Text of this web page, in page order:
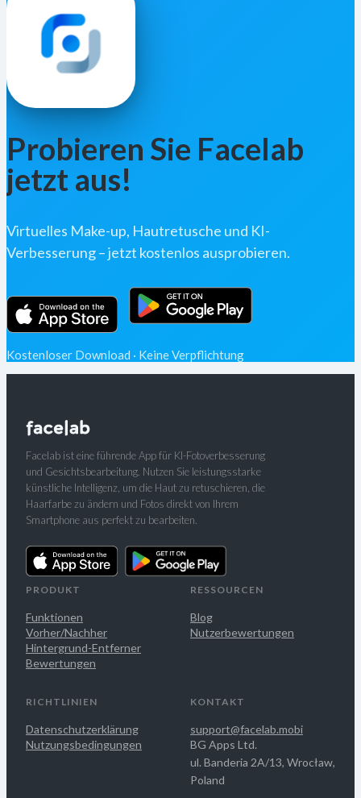
Probieren Sie Facelab
jetzt aus!
Virtuelles Make-up, Hautretusche und KI-
Verbesserung – jetzt kostenlos ausprobieren.
Kostenloser Download · Keine Verpflichtung
Facelab ist eine führende App für KI-Fotoverbesserung
und Gesichtsbearbeitung. Nutzen Sie leistungsstarke
künstliche Intelligenz, um die Haut zu retuschieren, die
Haarfarbe zu ändern und Fotos direkt von Ihrem
Smartphone aus perfekt zu bearbeiten.
PRODUKT
Funktionen
Vorher/Nachher
Hintergrund-Entferner
Bewertungen
RESSOURCEN
Blog
Nutzerbewertungen
RICHTLINIEN
Datenschutzerklärung
Nutzungsbedingungen
KONTAKT
support@facelab.mobi
BG Apps Ltd.
ul. Banderia 2A/13, Wrocław,
Poland